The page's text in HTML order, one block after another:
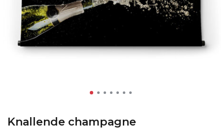
Knallende champagne